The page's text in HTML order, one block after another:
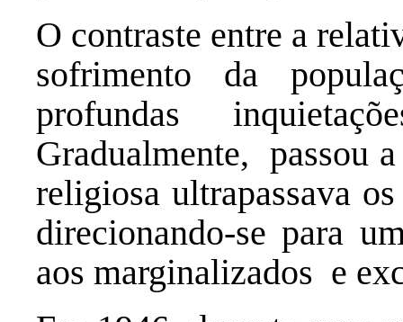
O contraste entre a
sofrimento da
profundas
Gradualmente, passou
religiosa ultrapassava
direcionando-se para
aos marginalizados e